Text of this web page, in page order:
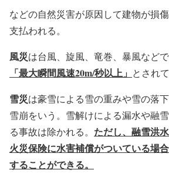
などの自然災害が原因して建物が損
支払われる。
風災は台風、旋風、竜巻、暴風など
「最大瞬間風速20m/秒以上」 とされ
雪災は豪雪による雪の重みや雪の落
雪崩をいう。雪解けによる漏水や融
る事故は除かれる。 ただし、融雪洪
火災保険に水害補償がついている場
することができる。